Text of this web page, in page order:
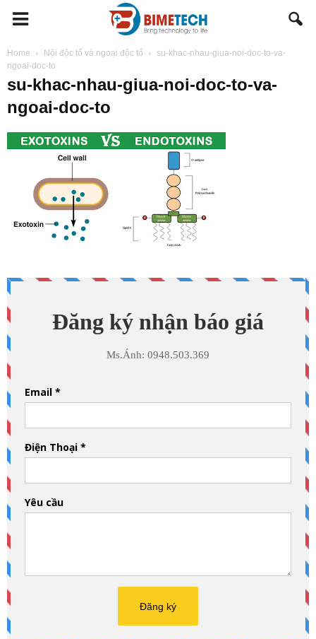
BIMETECH
Home Nội độc tố và ngoại độc tố
su-khac-nhau-giua-noi-doc-to-va-
ngoai-doc-to
su-khac-nhau-giua-noi-doc-to-va-
ngoai-doc-to